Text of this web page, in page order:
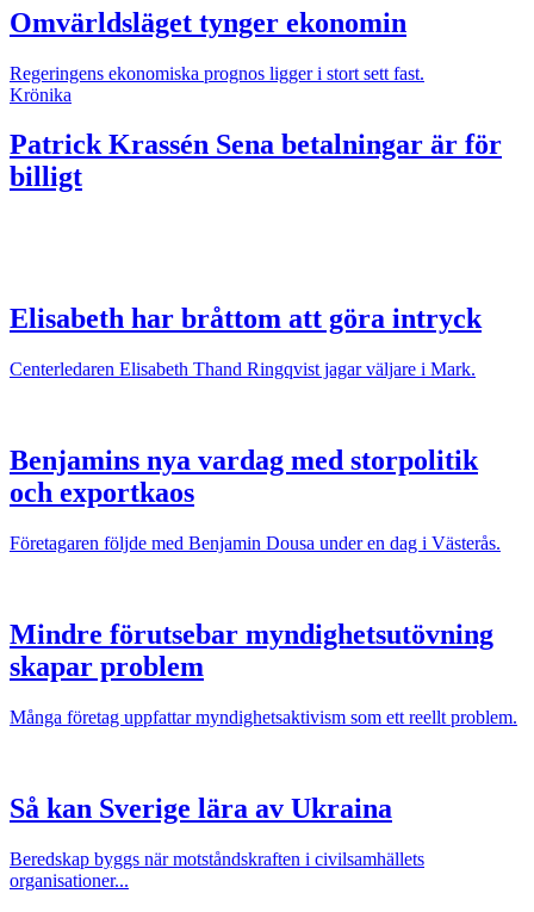
Omvärldsläget tynger ekonomin
Regeringens ekonomiska prognos ligger i stort sett fast.
Krönika
Patrick Krassén Sena betalningar är för
billigt
Elisabeth har bråttom att göra intryck
Centerledaren Elisabeth Thand Ringqvist jagar väljare i Mark.
Benjamins nya vardag med storpolitik
och exportkaos
Företagaren följde med Benjamin Dousa under en dag i Västerås.
Mindre förutsebar myndighetsutövning
skapar problem
Många företag uppfattar myndighetsaktivism som ett reellt problem.
Så kan Sverige lära av Ukraina
Beredskap byggs när motståndskraften i civilsamhällets
organisationer...